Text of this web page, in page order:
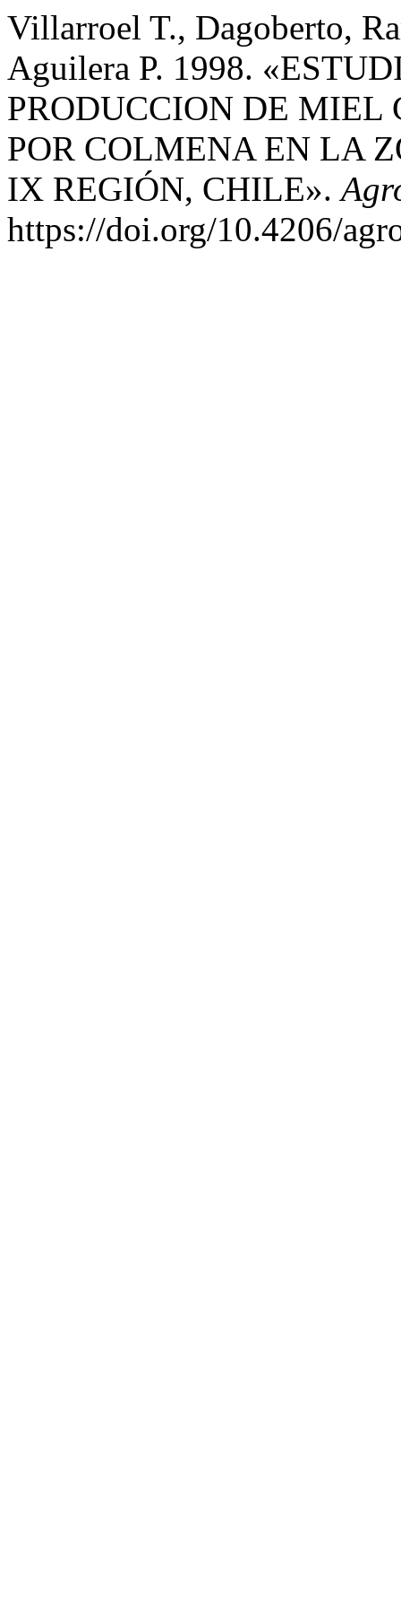
Villarroel T., Dagoberto,
Aguilera P. 1998.
PRODUCCION DE MIEL
POR COLMENA EN LA
IX REGIÓN, CHILE».
https://doi.org/10.4206/